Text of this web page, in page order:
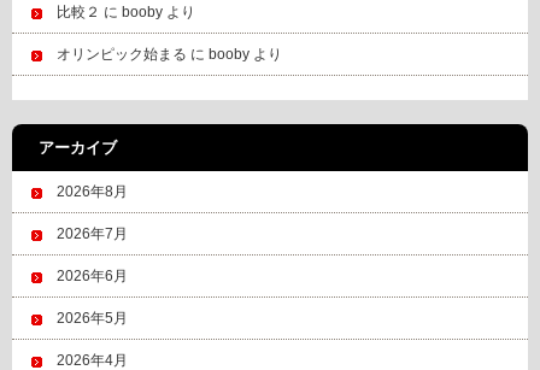
比較２ に booby より
オリンピック始まる に booby より
アーカイブ
2026年8月
2026年7月
2026年6月
2026年5月
2026年4月